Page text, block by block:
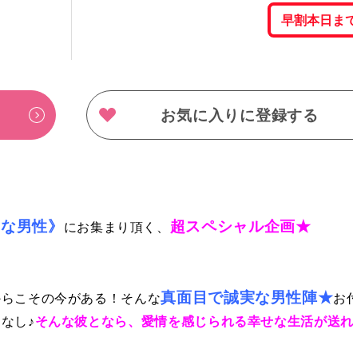
早割本日ま
お気に入りに登録する
男性》 にお集まり頂く、 超スペシャル企画★
こその今がある！そんな真面目で誠実な男性陣★お
し♪そんな彼となら、愛情を感じられる幸せな生活が送